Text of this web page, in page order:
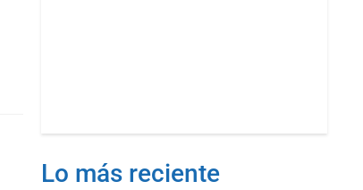
Lo más reciente